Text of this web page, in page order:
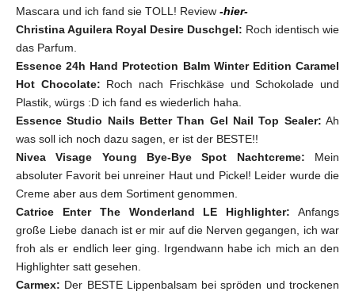
Mascara und ich fand sie TOLL! Review -hier-
Christina Aguilera Royal Desire Duschgel: Roch identisch wie
das Parfum.
Essence 24h Hand Protection Balm Winter Edition Caramel
Hot Chocolate: Roch nach Frischkäse und Schokolade und
Plastik, würgs :D ich fand es wiederlich haha.
Essence Studio Nails Better Than Gel Nail Top Sealer: Ah
was soll ich noch dazu sagen, er ist der BESTE!!
Nivea Visage Young Bye-Bye Spot Nachtcreme: Mein
absoluter Favorit bei unreiner Haut und Pickel! Leider wurde die
Creme aber aus dem Sortiment genommen.
Catrice Enter The Wonderland LE Highlighter: Anfangs
große Liebe danach ist er mir auf die Nerven gegangen, ich war
froh als er endlich leer ging. Irgendwann habe ich mich an den
Highlighter satt gesehen.
Carmex: Der BESTE Lippenbalsam bei spröden und trockenen